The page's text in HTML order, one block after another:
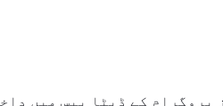
پروگرام کے ڈیٹا بیس میں